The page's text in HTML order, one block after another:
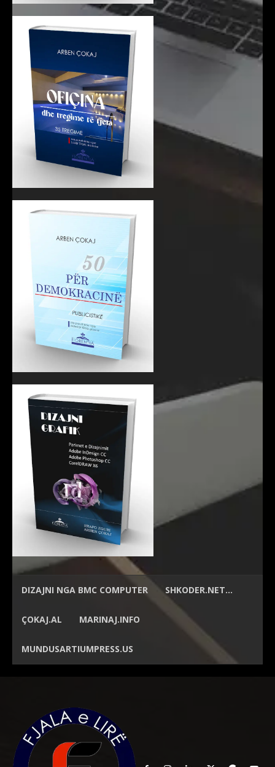
DIZAJNI NGA BMC COMPUTER SHKODER.NET…
ÇOKAJ.AL MARINAJ.INFO
MUNDUSARTIUMPRESS.US